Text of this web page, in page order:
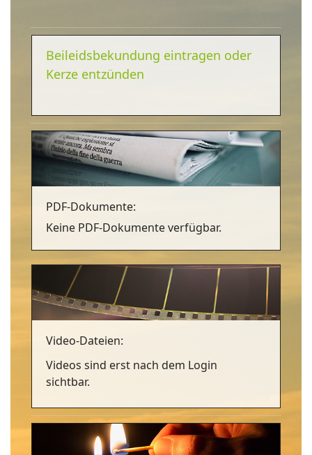
Beileidsbekundung eintragen oder
Kerze entzünden
PDF-Dokumente:
Keine PDF-Dokumente verfügbar.
Video-Dateien:
Videos sind erst nach dem Login
sichtbar.